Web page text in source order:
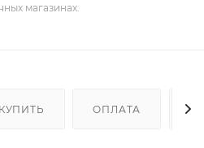
магазинах.
ОПЛАТА